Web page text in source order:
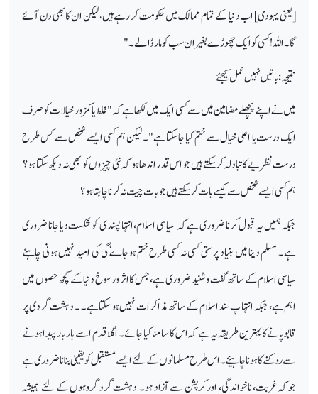
[یعنی یہودی] اب دنیا کے تمام ممالک میں حکومت کر رہے ہیں، لیکن ان کا بھی دن آئے
گا۔ اللہ! کسی کو ایک چھوڑے بغیر ان سب کو مار ڈالے۔ "
نتیجہ: باتیں نہیں عمل کیجئے
میں نے اپنے پچھلے مضامین میں سے کسی ایک میں لکھا ہے کہ " غلط یا کمزور خیالات کو صرف
ایک درست یا اعلی خیال سے ختم کیا جا سکتا ہے"۔ لیکن ہم کسی ایسے شخص سے کس طرح
درست نظریے کا تبادلہ کر سکتے ہیں جو اس قدر اندھا ہو کہ نئی چیزوں کو بھی نہ دیکھ سکتا ہو ؟
ہم کسی ایسے شخص سے کیسے بات کر سکتے ہیں جو بات چیت نہ کرنا چاہتا ہو؟
جبکہ ہمیں یہ قبول کرنا ضروری ہے کہ سیاسی اسلام، انتہا پسندی کو شکست دیا جانا ضروری
ہے۔ مسلم دینا میں بنیاد پرستی کسی نہ کسی طرح ختم ہوجاےٗگی کی امید نہیں ہونی چاہئے
سیاسی اسلام کے ساتھ گفت و شنید ضروری ہے، جس کا اثر و رسوخ دنیا کے کچھ حصوں میں
اہم ہے، جبکہ انتہا پ سنداسلام کے ساتھ مذاکرات نہیں ہو سکتا ہے۔ ۔ دہشت گردی پر
قابو پانے کا بہترین طریقہ یہ ہے کہ اس کا سامنا کیا جائے۔ اگلا قدم اسے بار بار پیدا ہونے
سے روکنے کا ہونا چاہیئے۔ اس طرح مسلمانوں کے لئے ایسے مستقبل کو یقینی بنانا ضروری ہے
جو کہ غربت، ناخواندگی، اور کرپشن سے آزاد ہو۔ دہشت گرد گروہوں کے لئے ہمیشہ